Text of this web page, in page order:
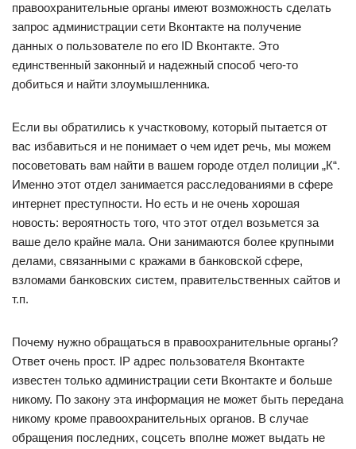
правоохранительные органы имеют возможность сделать
запрос администрации сети Вконтакте на получение
данных о пользователе по его ID Вконтакте. Это
единственный законный и надежный способ чего-то
добиться и найти злоумышленника.
Если вы обратились к участковому, который пытается от
вас избавиться и не понимает о чем идет речь, мы можем
посоветовать вам найти в вашем городе отдел полиции „К“.
Именно этот отдел занимается расследованиями в сфере
интернет преступности. Но есть и не очень хорошая
новость: вероятность того, что этот отдел возьмется за
ваше дело крайне мала. Они занимаются более крупными
делами, связанными с кражами в банковской сфере,
взломами банковских систем, правительственных сайтов и
т.п.
Почему нужно обращаться в правоохранительные органы?
Ответ очень прост. IP адрес пользователя Вконтакте
известен только администрации сети Вконтакте и больше
никому. По закону эта информация не может быть передана
никому кроме правоохранительных органов. В случае
обращения последних, соцсеть вполне может выдать не